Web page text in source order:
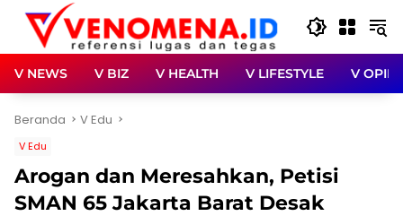
Langsung
konten
V NEWS V BIZ V HEALTH V LIFESTYLE V OPINI
Beranda V Edu
V Edu
Arogan dan Meresahkan, Petisi
SMAN 65 Jakarta Barat Desak